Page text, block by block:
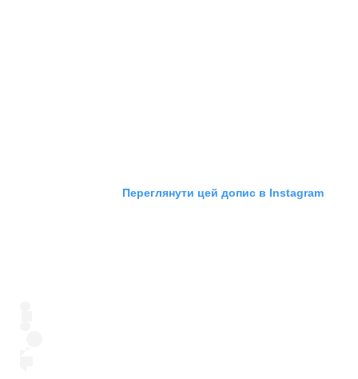
Переглянути цей допис в Instagram